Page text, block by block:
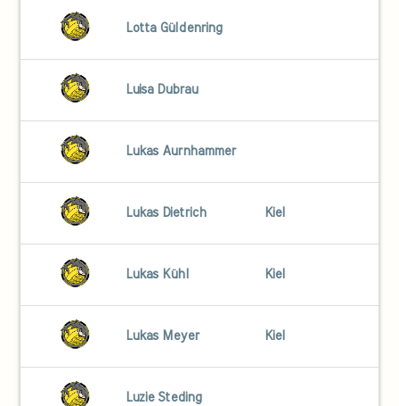
Lotta Güldenring
Luisa Dubrau
Lukas Aurnhammer
Lukas Dietrich Kiel
Lukas Kühl Kiel
Lukas Meyer Kiel
Luzie Steding